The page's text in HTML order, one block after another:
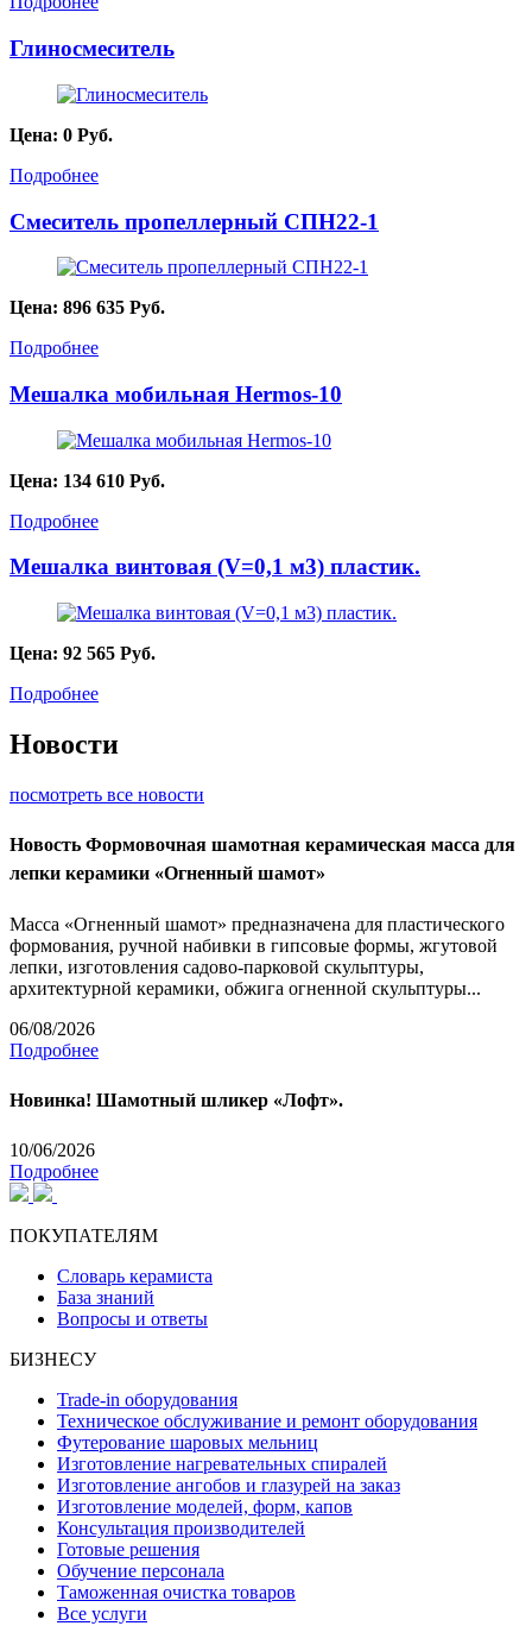
Глиносмеситель
Цена: 0 Руб.
Подробнее
Смеситель пропеллерный СПН22-1
Цена: 896 635 Руб.
Подробнее
Мешалка мобильная Hermos-10
Цена: 134 610 Руб.
Подробнее
Мешалка винтовая (V=0,1 м3) пластик.
Цена: 92 565 Руб.
Подробнее
Новости
посмотреть все новости
Новость Формовочная шамотная керамическая масса для
лепки керамики «Огненный шамот»
Масса «Огненный шамот» предназначена для пластического
формования, ручной набивки в гипсовые формы, жгутовой
лепки, изготовления садово-парковой скульптуры,
архитектурной керамики, обжига огненной скульптуры...
06/08/2026
Подробнее
Новинка! Шамотный шликер «Лофт».
10/06/2026
Подробнее
ПОКУПАТЕЛЯМ
Словарь керамиста
База знаний
Вопросы и ответы
БИЗНЕСУ
Trade-in оборудования
Техническое обслуживание и ремонт оборудования
Футерование шаровых мельниц
Изготовление нагревательных спиралей
Изготовление ангобов и глазурей на заказ
Изготовление моделей, форм, капов
Консультация производителей
Готовые решения
Обучение персонала
Таможенная очистка товаров
Все услуги